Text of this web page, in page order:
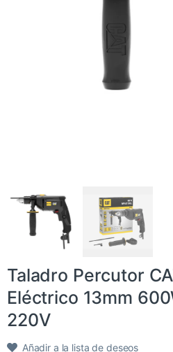
Taladro Percutor
Eléctrico 13mm
220V
Añadir a la lista de deseos